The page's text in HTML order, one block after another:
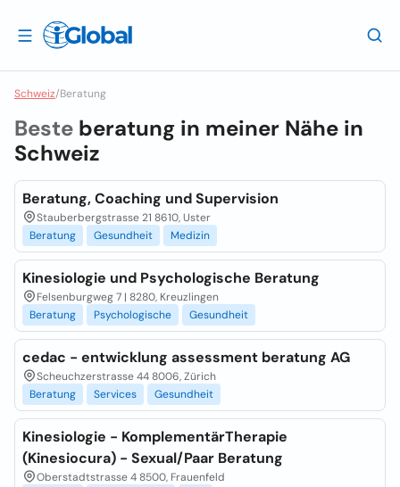
Schweiz/Beratung
Beste beratung in meiner Nähe in
Schweiz
Beratung, Coaching und Supervision
Stauberbergstrasse 21 8610, Uster
Beratung
Gesundheit Medizin
Kinesiologie und Psychologische Beratung
Felsenburgweg 7 | 8280, Kreuzlingen
Beratung
Psychologische Gesundheit
cedac - entwicklung assessment beratung AG
Scheuchzerstrasse 44 8006, Zürich
Beratung
Services Gesundheit
Kinesiologie - KomplementärTherapie
(Kinesiocura) - Sexual/Paar Beratung
Oberstadtstrasse 4 8500, Frauenfeld